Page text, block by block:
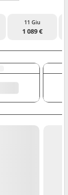
11 Giu
1 089 €